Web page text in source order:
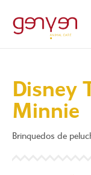
Disney
Minnie
Brinquedos de